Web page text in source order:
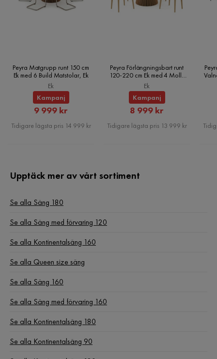
Fjädring resårbotten Ingen
Vikt 62.5 kg
Skötselråd Torka av med lätt fuktig trasa.
Madrass
Material bäddmadrass
Peyra Matgrupp runt 150 cm
Ek med 6 Build Matstolar, Ek
Ek
Kampanj
Rabatterat
Pris
9 999 kr
Tidigare lägsta pris 14 999 kr
Peyra Förlängningsbart runt
120-220 cm Ek med 4 Molly
Matstolar, Ek
Ek
Kampanj
Rabatterat
Pris
8 999 kr
Tidigare lägsta pris 13 999 kr
Upptäck mer av vårt sortiment
Se alla Säng 180
Se alla Säng med förvaring 120
Se alla Kontinentalsäng 160
Se alla Queen size säng
Se alla Säng 160
Se alla Säng med förvaring 160
Se alla Kontinentalsäng 180
Se alla Kontinentalsäng 90